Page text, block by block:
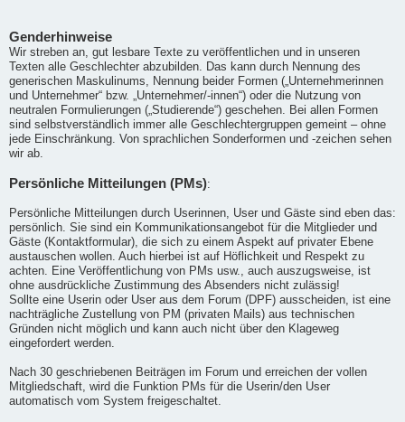
Genderhinweise
Wir streben an, gut lesbare Texte zu veröffentlichen und in unseren
Texten alle Geschlechter abzubilden. Das kann durch Nennung des
generischen Maskulinums, Nennung beider Formen („Unternehmerinnen
und Unternehmer“ bzw. „Unternehmer/-innen“) oder die Nutzung von
neutralen Formulierungen („Studierende“) geschehen. Bei allen Formen
sind selbstverständlich immer alle Geschlechtergruppen gemeint – ohne
jede Einschränkung. Von sprachlichen Sonderformen und -zeichen sehen
wir ab.
Persönliche Mitteilungen (PMs):
Persönliche Mitteilungen durch Userinnen, User und Gäste sind eben das:
persönlich. Sie sind ein Kommunikationsangebot für die Mitglieder und
Gäste (Kontaktformular), die sich zu einem Aspekt auf privater Ebene
austauschen wollen. Auch hierbei ist auf Höflichkeit und Respekt zu
achten. Eine Veröffentlichung von PMs usw., auch auszugsweise, ist
ohne ausdrückliche Zustimmung des Absenders nicht zulässig!
Sollte eine Userin oder User aus dem Forum (DPF) ausscheiden, ist eine
nachträgliche Zustellung von PM (privaten Mails) aus technischen
Gründen nicht möglich und kann auch nicht über den Klageweg
eingefordert werden.
Nach 30 geschriebenen Beiträgen im Forum und erreichen der vollen
Mitgliedschaft, wird die Funktion PMs für die Userin/den User
automatisch vom System freigeschaltet.